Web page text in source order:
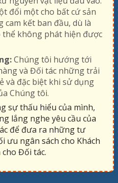
đổi một cho bất cứ sản
kết ban đầu, dù là
không phát hiện được
Chúng tôi hướng tới
và Đối tác những trải
và đặc biệt khi sử dụng
Chúng tôi.
sự thấu hiểu của mình,
lắng nghe yêu cầu của
để đưa ra những tư
ưu ngân sách cho Khách
Đối tác.